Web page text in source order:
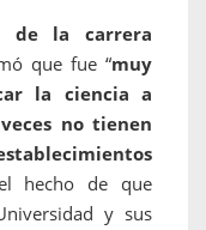
de la carrera
que fue “muy
la ciencia a
no tienen
hecho de que
y sus